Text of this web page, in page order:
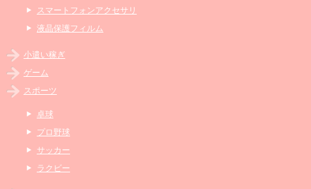
スマートフォンアクセサリ
液晶保護フィルム
小遣い稼ぎ
ゲーム
スポーツ
卓球
プロ野球
サッカー
ラクビー